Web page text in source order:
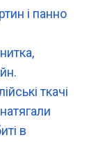
і панно
ткачі
в